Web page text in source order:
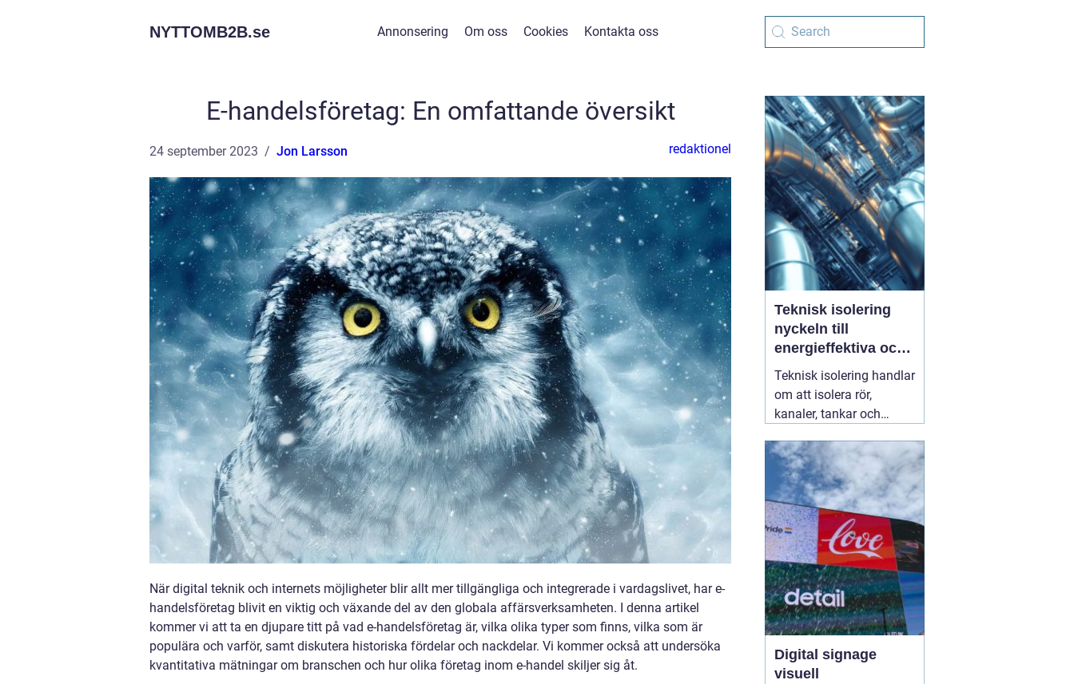
NYTTOMB2B.se Annonsering Om oss Cookies Kontakta oss
E-handelsföretag: En omfattande översikt
24 september 2023 Jon Larsson redaktionel
När digital teknik och internets möjligheter blir allt mer tillgängliga och integrerade i vardagslivet, har e-
handelsföretag blivit en viktig och växande del av den globala affärsverksamheten. I denna artikel
kommer vi att ta en djupare titt på vad e-handelsföretag är, vilka olika typer som finns, vilka som är
populära och varför, samt diskutera historiska fördelar och nackdelar. Vi kommer också att undersöka
kvantitativa mätningar om branschen och hur olika företag inom e-handel skiljer sig åt.
Teknisk isolering
nyckeln till
energieffektiva och
säkra installationer
Teknisk isolering handlar
om att isolera rör,
kanaler, tankar och
byggnader och
industrier. Syftet är att
spara energi, skapa
jämnare inomhusklimat
och öka säkerheten. När
företag arbetar
strukturerat07 augusti
2026
Digital signage
visuell